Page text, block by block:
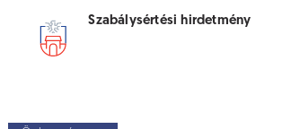
Szabálysértési hirdetmény